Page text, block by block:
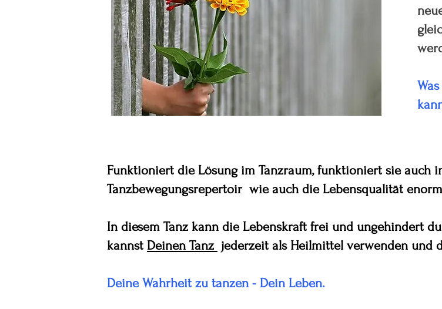
Funktioniert die Lösung im Tanzraum,funktioniert sie auch
Tanzbewegungsrepertoir wie auch die Lebensqualität
In diesem Tanz kann die Lebenskraft frei und ungehindert
kannst Deinen Tanz jederzeit als Heilmittel verwenden und
Deine Wahrheit zu tanzen - Dein Leben.